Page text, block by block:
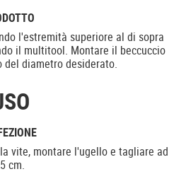
l'estremità superiore al di sopra
il multitool. Montare il beccuccio
diametro desiderato.
vite, montare l'ugello e tagliare ad
cm.